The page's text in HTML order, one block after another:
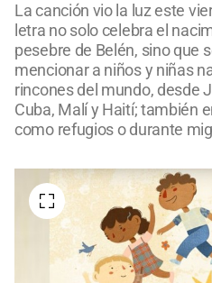
La canción vio la luz este
letra no solo celebra el
pesebre de Belén, sino que
mencionar a niños y niñas
rincones del mundo, desde
Cuba, Malí y Haití; también
como refugios o durante